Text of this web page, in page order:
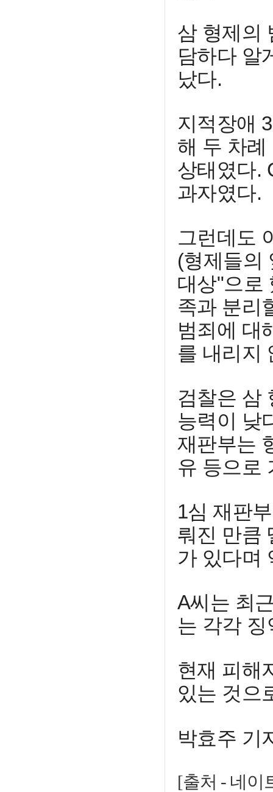
삼 형제의
담하다 알
났다.
지적장애
해 두 차
상태였다.
과자였다.
그런데도
(형제들의
대상"으로
족과 분리
범죄에 대
를 내리지
검찰은 삼
능력이 낮
재판부는
유 등으로
1심 재판
뤄진 만큼
가 있다며
A씨는 최
는 각각
현재 피해
있는 것으
박효주 기
[출처 - 네이